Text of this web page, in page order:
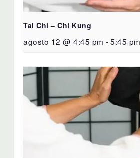
Tai Chi – Chi Kung
agosto 12 @ 4:45 pm -5:45 pm